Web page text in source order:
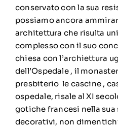
conservato con la sua
possiamo ancora
architettura che risulta
complesso con il suo
chiesa con l’archiettura
dell’Ospedale , il
presbiterio le cascine ,
ospedale, risale al XI
gotiche francesi nella
decorativi, non